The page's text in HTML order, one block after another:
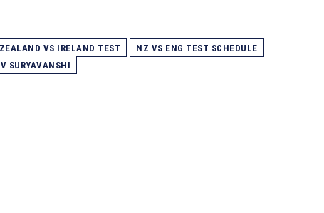
VS IRELAND TEST
NZ VS ENG TEST SCHEDULE
SURYAVANSHI